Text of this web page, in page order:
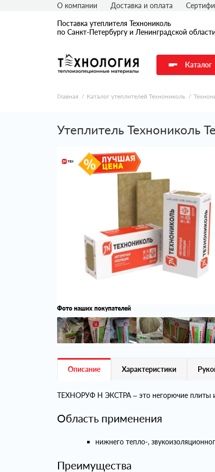
Поставка утеплителя Технониколь
по Санкт-Петербургу и Ленинградской
Каталог
О компании Доставка и оплата
Главная Каталог утеплителей Технониколь
Утеплитель Технониколь
Фото наших покупателей
Описание Характеристики
ТЕХНОРУФ Н ЭКСТРА – это негорючие плиты
Область применения
нижнего тепло-,
Преимущества